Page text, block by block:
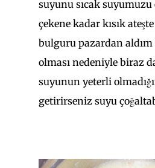
suyunu sıcak
çekene kadar kısık
bulguru pazardan
olması nedeniyle biraz
suyunun yeterli
getirirseniz suyu